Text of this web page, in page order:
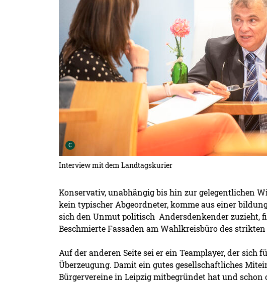
C
Interview mit dem Landtagskurier
Konservativ, unabhängig bis hin zur gelegentlichen
kein typischer Abgeordneter, komme aus einer
sich den Unmut politisch Andersdenkender zuzieht,
Beschmierte Fassaden am Wahlkreisbüro des
Auf der anderen Seite sei er ein Teamplayer, der
Überzeugung. Damit ein gutes gesellschaftliches
Bürgervereine in Leipzig mitbegründet hat und